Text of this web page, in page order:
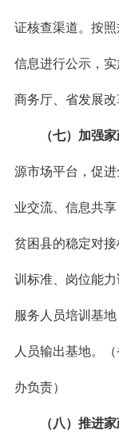
证核查渠道。按
信息进行公示，
商务厅、省发展改
（七）加强
源市场平台，促
业交流、信息共
贫困县的稳定对
训标准、岗位能
服务人员培训基
人员输出基地。
办负责）
（八）推进